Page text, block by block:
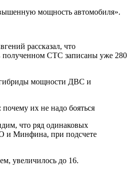
мощность автомобиля».
рассказал, что
полученном СТС записаны уже 280
гибриды мощности ДВС и
их не надо бояться
что ряд одинаковых
и Минфина, при подсчете
увеличилось до 16.